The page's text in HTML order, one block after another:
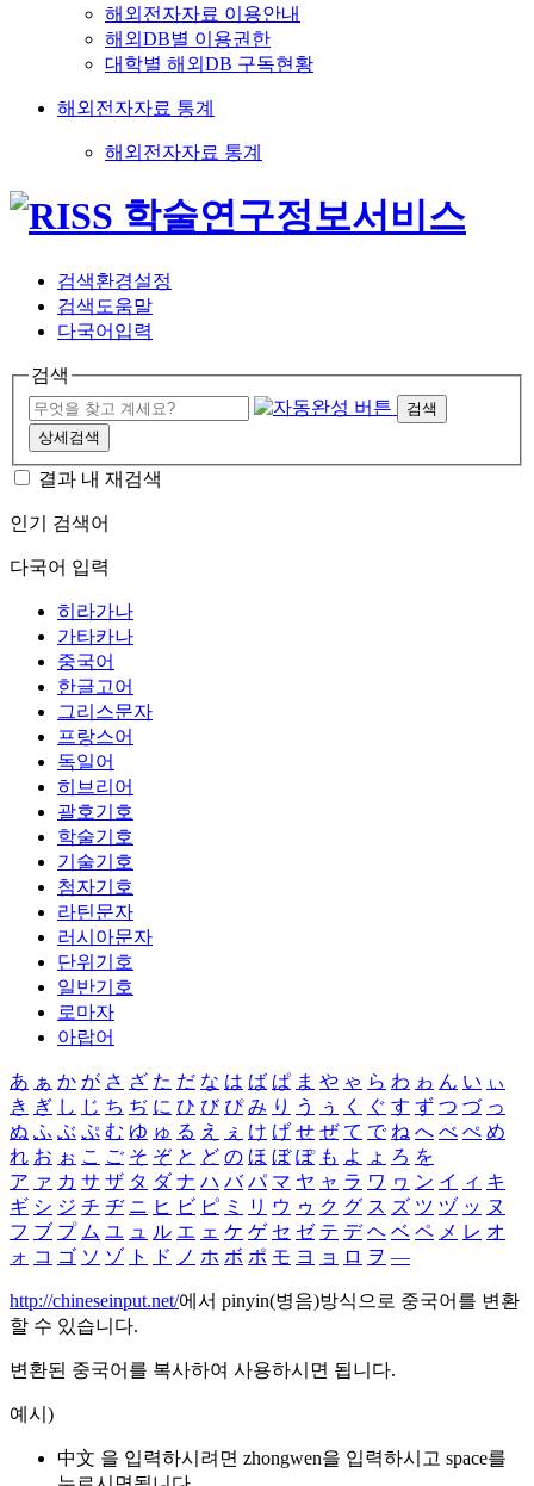
해외전자자료 이용안내
해외DB별 이용권한
대학별 해외DB 구독현황
해외전자자료 통계
해외전자자료 통계
검색환경설정
검색도움말
다국어입력
검색
검색
상세검색
결과 내 재검색
인기 검색어
다국어 입력
히라가나
가타카나
중국어
한글고어
그리스문자
프랑스어
독일어
히브리어
괄호기호
학술기호
기술기호
첨자기호
라틴문자
러시아문자
단위기호
일반기호
로마자
아랍어
あ ぁ か が さ ざ た だ な は ば ぱ ま や ゃ ら わ ゎ ん い ぃ
き ぎ し じ ち ぢ に ひ び ぴ み り う ぅ く ぐ す ず つ づ っ
ぬ ふ ぶ ぷ む ゆ ゅ る え ぇ け げ せ ぜ て で ね へ べ ぺ め
れ お ぉ こ ご そ ぞ と ど の ほ ぼ ぽ も よ ょ ろ を
ア ァ カ サ ザ タ ダ ナ ハ バ パ マ ヤ ャ ラ ワ ヮ ン イ ィ キ
ギ シ ジ チ ヂ ニ ヒ ビ ピ ミ リ ウ ゥ ク グ ス ズ ツ ヅ ッ ヌ
フ ブ プ ム ユ ュ ル エ ェ ケ ゲ セ ゼ テ デ ヘ ベ ペ メ レ オ
ォ コ ゴ ソ ゾ ト ド ノ ホ ボ ポ モ ヨ ョ ロ ヲ ―
http://chineseinput.net/에서 pinyin(병음)방식으로 중국어를 변환
할 수 있습니다.
변환된 중국어를 복사하여 사용하시면 됩니다.
예시)
中文 을 입력하시려면 zhongwen을 입력하시고 space를